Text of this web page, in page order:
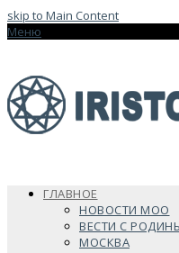
skip to Main Content
Меню
ГЛАВНОЕ
НОВОСТИ МОО
ВЕСТИ С
МОСКВА